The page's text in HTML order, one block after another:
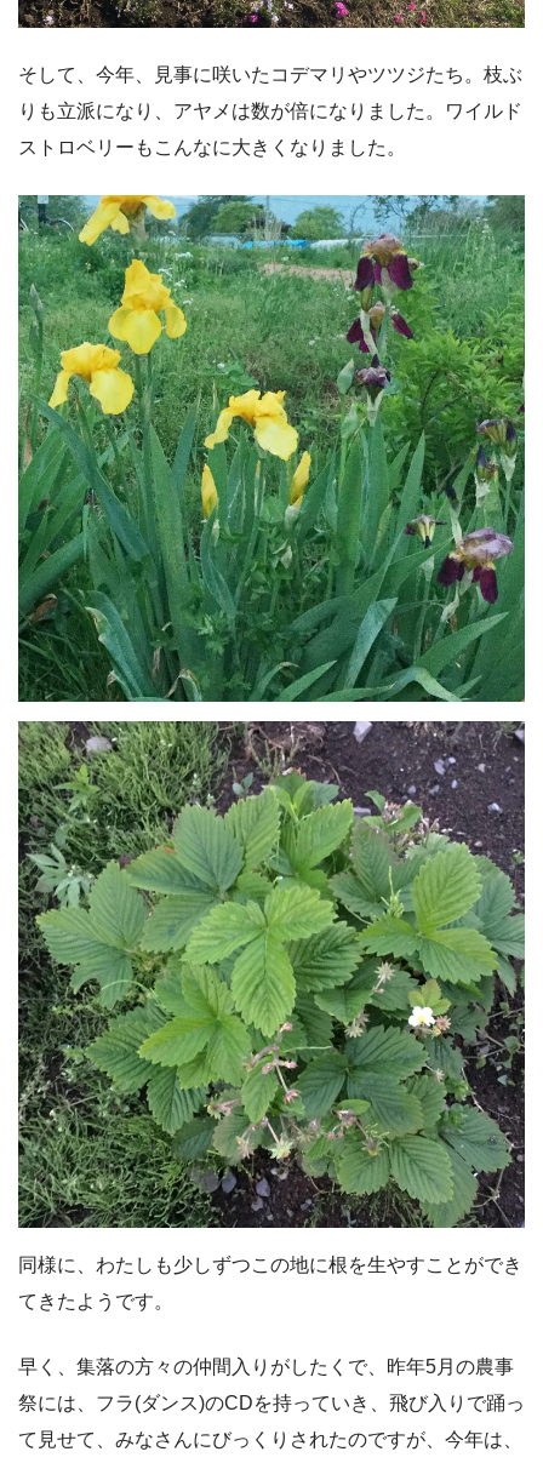
そして、今年、見事に咲いたコデマリやツツジたち。枝ぶ
りも立派になり、アヤメは数が倍になりました。ワイルド
ストロベリーもこんなに大きくなりました。
同様に、わたしも少しずつこの地に根を生やすことができ
てきたようです。
早く、集落の方々の仲間入りがしたくで、昨年5月の農事
祭には、フラ(ダンス)のCDを持っていき、飛び入りで踊っ
て見せて、みなさんにびっくりされたのですが、今年は、